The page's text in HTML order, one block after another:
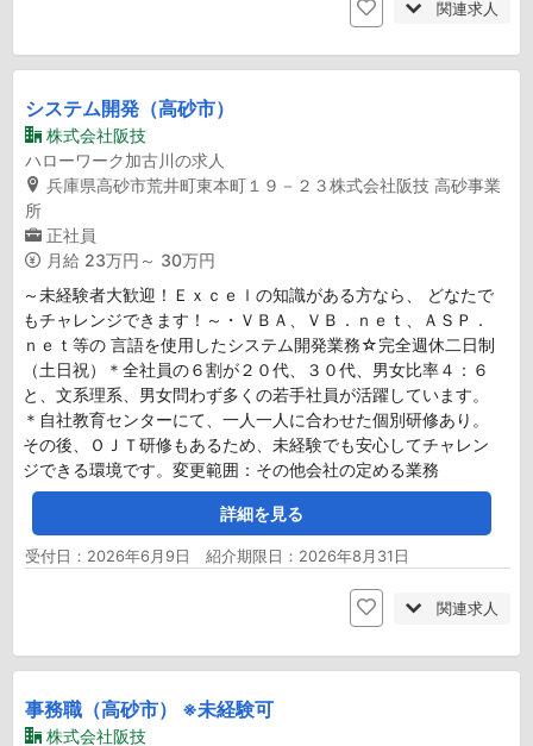
関連求人
システム開発（高砂市）
株式会社阪技
ハローワーク加古川の求人
兵庫県高砂市荒井町東本町１９－２３株式会社阪技 高砂事業
所
正社員
月給 23万円～ 30万円
～未経験者大歓迎！Ｅｘｃｅｌの知識がある方なら、 どなたで
もチャレンジできます！～・ＶＢＡ、ＶＢ．ｎｅｔ、ＡＳＰ．
ｎｅｔ等の 言語を使用したシステム開発業務☆完全週休二日制
（土日祝）＊全社員の６割が２０代、３０代、男女比率４：６
と、文系理系、男女問わず多くの若手社員が活躍しています。
＊自社教育センターにて、一人一人に合わせた個別研修あり。
その後、ＯＪＴ研修もあるため、未経験でも安心してチャレン
ジできる環境です。変更範囲：その他会社の定める業務
詳細を見る
受付日：2026年6月9日 紹介期限日：2026年8月31日
関連求人
事務職（高砂市） ※未経験可
株式会社阪技